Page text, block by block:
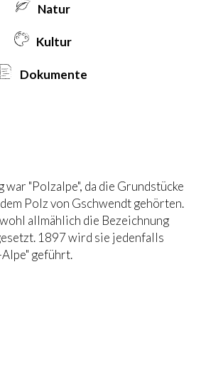
Natur
Kultur
Dokumente
war "Polzalpe", da die Grundstücke
Polz von Gschwendt gehörten.
allmählich die Bezeichnung
1897 wird sie jedenfalls
geführt.